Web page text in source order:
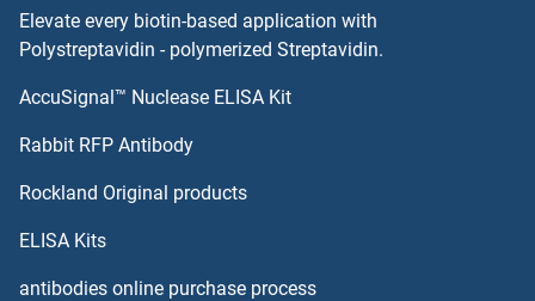
PKD2 ELISA Kits
PKD1 ELISA Kits
PLA2G4D ELISA Kits
PLA2G6 ELISA Kits
Elevate every biotin-based application with
Polystreptavidin - polymerized Streptavidin.
AccuSignal™ Nuclease ELISA Kit
Rabbit RFP Antibody
Rockland Original products
ELISA Kits
antibodies online purchase process